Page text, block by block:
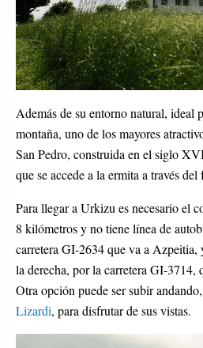
Además de su entorno natural, ideal
montaña, uno de los mayores
San Pedro, construida en el siglo
que se accede a la ermita a través
Para llegar a Urkizu es necesario el
8 kilómetros y no tiene línea de
carretera GI-2634 que va a Azpeitia,
la derecha, por la carretera GI-3714,
Otra opción puede ser subir
Lizardi, para disfrutar de sus vistas.